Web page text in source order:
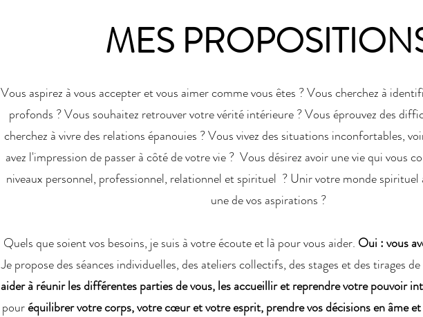
MES
Vous aspirez à vous accepter et vous aimer comme vous êtes ? Vous cherchez à
profonds ? Vous souhaitez retrouver votre vérité intérieure ? Vous éprouvez des
cherchez à vivre des relations épanouies ? Vous vivez des situations inconfortables,
avez l'impression de passer à côté de votre vie ? Vous désirez avoir une vie qui vous
niveaux personnel, professionnel, relationnel et spirituel ? Unir votre monde
une de vos aspirations ?
Quels que soient vos besoins, je suis à votre écoute et là pour vous aider. Oui : vous
Je propose des séances individuelles, des ateliers collectifs, des stages et des tirages
aider à réunir les différentes parties de vous, les accueillir et reprendre votre pouvoir
pouréquilibrer votre corps, votre cœur et votre esprit, prendre vos décisions en âme